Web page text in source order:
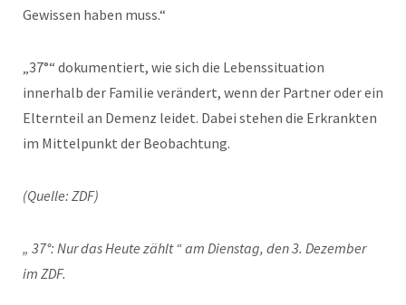
Gewissen haben muss.“
„37°“ dokumentiert, wie sich die Lebenssituation
innerhalb der Familie verändert, wenn der Partner oder ein
Elternteil an Demenz leidet. Dabei stehen die Erkrankten
im Mittelpunkt der Beobachtung.
(Quelle: ZDF)
„ 37°: Nur das Heute zählt “ am Dienstag, den 3. Dezember
im ZDF.